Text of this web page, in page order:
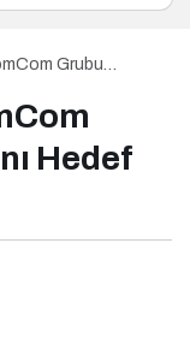
Grubu
Hedef